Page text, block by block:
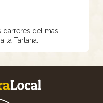
darreres del mas
la Tartana.